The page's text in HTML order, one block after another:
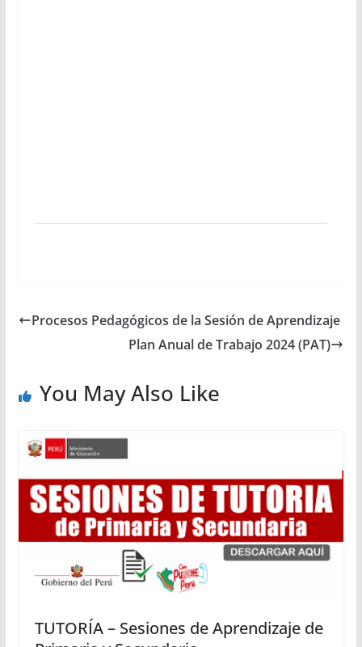
Procesos Pedagógicos de la Sesión de Aprendizaje
Plan Anual de Trabajo 2024 (PAT)
You May Also Like
TUTORÍA – Sesiones de Aprendizaje de